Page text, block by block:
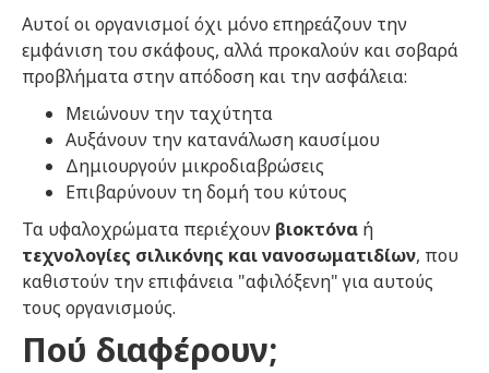
Αυτοί οι οργανισμοί όχι μόνο επηρεάζουν την
εμφάνιση του σκάφους, αλλά προκαλούν και σοβαρά
προβλήματα στην απόδοση και την ασφάλεια:
Μειώνουν την ταχύτητα
Αυξάνουν την κατανάλωση καυσίμου
Δημιουργούν μικροδιαβρώσεις
Επιβαρύνουν τη δομή του κύτους
Τα υφαλοχρώματα περιέχουν βιοκτόνα ή
τεχνολογίες σιλικόνης και νανοσωματιδίων, που
καθιστούν την επιφάνεια "αφιλόξενη" για αυτούς
τους οργανισμούς.
Πού διαφέρουν;